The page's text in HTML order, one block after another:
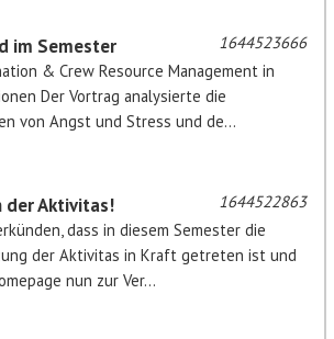
im Semester
1644523666
& Crew Resource Management in
Der Vortrag analysierte die
von Angst und Stress und de...
der Aktivitas!
1644522863
dass in diesem Semester die
der Aktivitas in Kraft getreten ist und
nun zur Ver...